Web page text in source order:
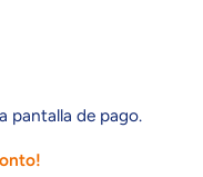
pantalla de pago.